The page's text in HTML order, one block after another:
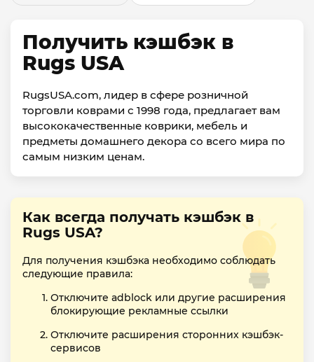
Получить кэшбэк в
Rugs USA
RugsUSA.com, лидер в сфере розничной
торговли коврами с 1998 года, предлагает вам
высококачественные коврики, мебель и
предметы домашнего декора со всего мира по
самым низким ценам.
Как всегда получать кэшбэк в
Rugs USA?
Для получения кэшбэка необходимо соблюдать
следующие правила:
Отключите adblock или другие расширения
блокирующие рекламные ссылки
Отключите расширения сторонних кэшбэк-
сервисов